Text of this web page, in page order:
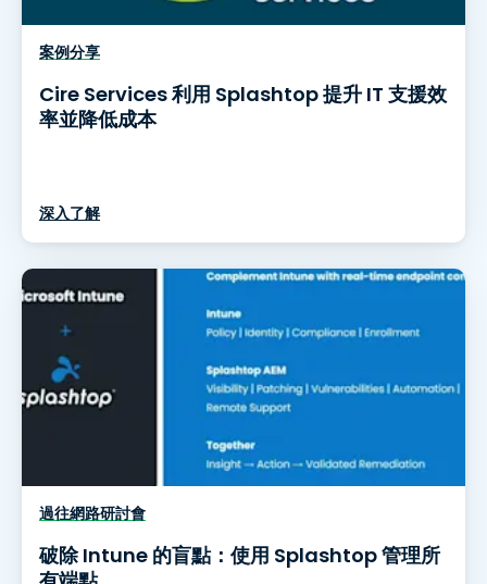
案例分享
Cire Services 利用 Splashtop 提升 IT 支援效
率並降低成本
深入了解
過往網路研討會
破除 Intune 的盲點：使用 Splashtop 管理所